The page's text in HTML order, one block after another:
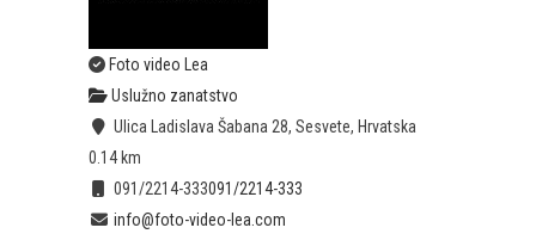
Foto video Lea
Uslužno zanatstvo
Ulica Ladislava Šabana 28, Sesvete, Hrvatska
0.14 km
091/2214-333091/2214-333
info@foto-video-lea.com